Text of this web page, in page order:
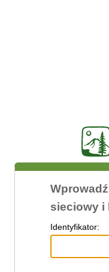
sieciowy i
Identyfikator: